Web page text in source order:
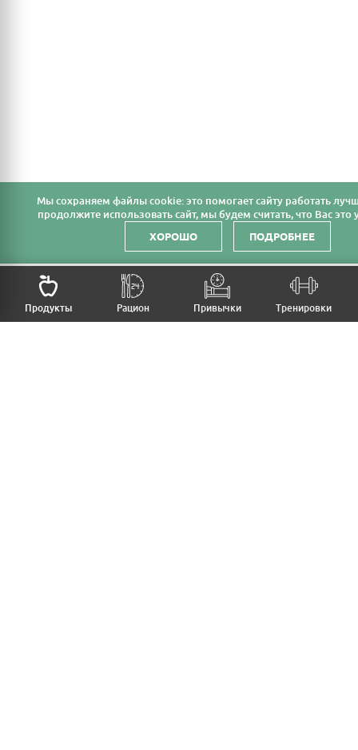
Продукты Рацион Привычки Тренировки
Мы cохраняем файлы cookie: это помогает сайту работать
продолжите использовать сайт, мы будем считать, что Вас это
ХОРОШО ПОДРОБНЕЕ